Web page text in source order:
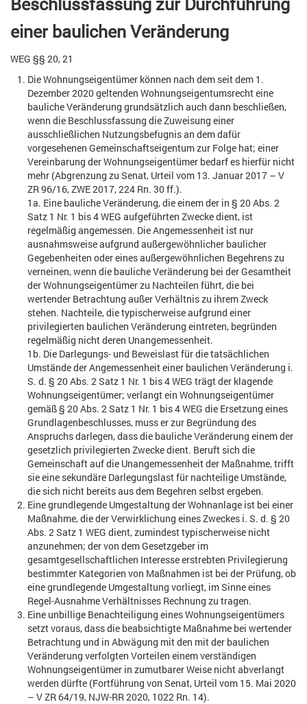
einer baulichen Veränderung
WEG §§ 20, 21
Die Wohnungseigentümer können nach dem seit dem 1.
Dezember 2020 geltenden Wohnungseigentumsrecht eine
bauliche Veränderung grundsätzlich auch dann beschließen,
wenn die Beschlussfassung die Zuweisung einer
ausschließlichen Nutzungsbefugnis an dem dafür
vorgesehenen Gemeinschaftseigentum zur Folge hat; einer
Vereinbarung der Wohnungseigentümer bedarf es hierfür nicht
mehr (Abgrenzung zu Senat, Urteil vom 13. Januar 2017 – V
ZR 96/16, ZWE 2017, 224 Rn. 30 ff.).
1a. Eine bauliche Veränderung, die einem der in § 20 Abs. 2
Satz 1 Nr. 1 bis 4 WEG aufgeführten Zwecke dient, ist
regelmäßig angemessen. Die Angemessenheit ist nur
ausnahmsweise aufgrund außergewöhnlicher baulicher
Gegebenheiten oder eines außergewöhnlichen Begehrens zu
verneinen, wenn die bauliche Veränderung bei der Gesamtheit
der Wohnungseigentümer zu Nachteilen führt, die bei
wertender Betrachtung außer Verhältnis zu ihrem Zweck
stehen. Nachteile, die typischerweise aufgrund einer
privilegierten baulichen Veränderung eintreten, begründen
regelmäßig nicht deren Unangemessenheit.
1b. Die Darlegungs- und Beweislast für die tatsächlichen
Umstände der Angemessenheit einer baulichen Veränderung i.
S. d. § 20 Abs. 2 Satz 1 Nr. 1 bis 4 WEG trägt der klagende
Wohnungseigentümer; verlangt ein Wohnungseigentümer
gemäß § 20 Abs. 2 Satz 1 Nr. 1 bis 4 WEG die Ersetzung eines
Grundlagenbeschlusses, muss er zur Begründung des
Anspruchs darlegen, dass die bauliche Veränderung einem der
gesetzlich privilegierten Zwecke dient. Beruft sich die
Gemeinschaft auf die Unangemessenheit der Maßnahme, trifft
sie eine sekundäre Darlegungslast für nachteilige Umstände,
die sich nicht bereits aus dem Begehren selbst ergeben.
Eine grundlegende Umgestaltung der Wohnanlage ist bei einer
Maßnahme, die der Verwirklichung eines Zweckes i. S. d. § 20
Abs. 2 Satz 1 WEG dient, zumindest typischerweise nicht
anzunehmen; der von dem Gesetzgeber im
gesamtgesellschaftlichen Interesse erstrebten Privilegierung
bestimmter Kategorien von Maßnahmen ist bei der Prüfung, ob
eine grundlegende Umgestaltung vorliegt, im Sinne eines
Regel-Ausnahme Verhältnisses Rechnung zu tragen.
Eine unbillige Benachteiligung eines Wohnungseigentümers
setzt voraus, dass die beabsichtigte Maßnahme bei wertender
Betrachtung und in Abwägung mit den mit der baulichen
Veränderung verfolgten Vorteilen einem verständigen
Wohnungseigentümer in zumutbarer Weise nicht abverlangt
werden dürfte (Fortführung von Senat, Urteil vom 15. Mai 2020
– V ZR 64/19, NJW-RR 2020, 1022 Rn. 14).